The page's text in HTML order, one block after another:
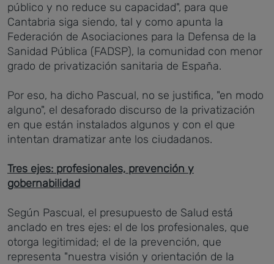
público y no reduce su capacidad", para que
Cantabria siga siendo, tal y como apunta la
Federación de Asociaciones para la Defensa de la
Sanidad Pública (FADSP), la comunidad con menor
grado de privatización sanitaria de España.
Por eso, ha dicho Pascual, no se justifica, "en modo
alguno", el desaforado discurso de la privatización
en que están instalados algunos y con el que
intentan dramatizar ante los ciudadanos.
Tres ejes: profesionales, prevención y
gobernabilidad
Según Pascual, el presupuesto de Salud está
anclado en tres ejes: el de los profesionales, que
otorga legitimidad; el de la prevención, que
representa "nuestra visión y orientación de la